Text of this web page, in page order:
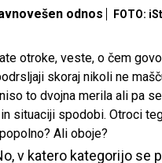
odnos FOTO:
otroke, veste, o čem
skoraj nikoli ne
to dvojna merila ali pa
situaciji spodobi. Otroci
Ali oboje?
v katero kategorijo se